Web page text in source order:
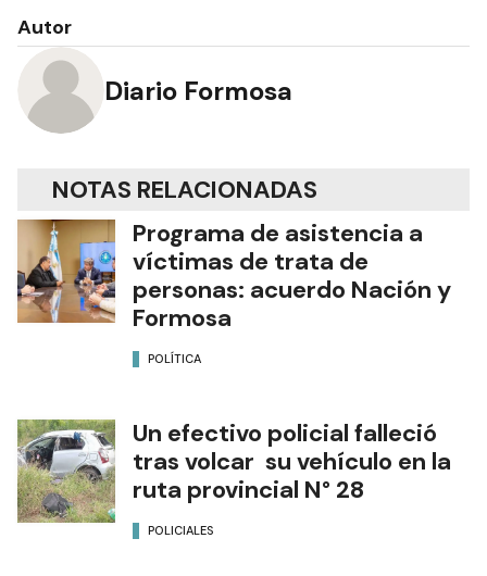
Autor
Diario Formosa
NOTAS RELACIONADAS
Programa de asistencia a
víctimas de trata de
personas: acuerdo Nación y
Formosa
POLÍTICA
Un efectivo policial falleció
tras volcar su vehículo en la
ruta provincial N° 28
POLICIALES